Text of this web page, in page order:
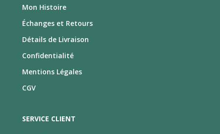
Mon Histoire
Échanges et Retours
Détails de Livraison
Confidentialité
Mentions Légales
CGV
SERVICE CLIENT